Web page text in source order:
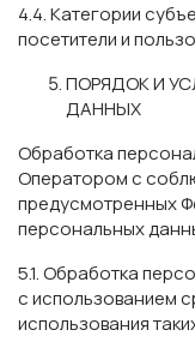
4.4. Категории
посетители и
ПОРЯДОК И
ДАННЫХ
Обработка
Оператором с
предусмотренных
персональных
5.1. Обработка
с использованием
использования